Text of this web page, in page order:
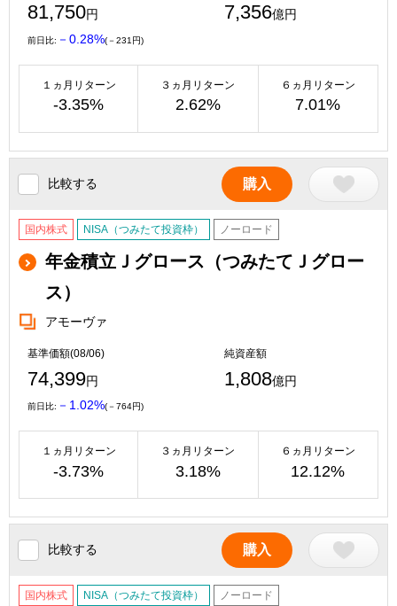
81,750円 7,356億円
前日比: －0.28%(－231円)
１ヵ月リターン
-3.35%
３ヵ月リターン
2.62%
６ヵ月リターン
7.01%
比較する 購入
国内株式 NISA（つみたて投資枠） ノーロード
年金積立Ｊグロース（つみたてＪグロー
ス）
アモーヴァ
基準価額(08/06)
74,399円
純資産額
1,808億円
前日比: －1.02%(－764円)
１ヵ月リターン
-3.73%
３ヵ月リターン
3.18%
６ヵ月リターン
12.12%
比較する 購入
国内株式 NISA（つみたて投資枠） ノーロード